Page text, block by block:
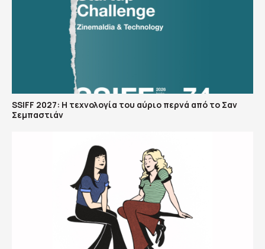
SSIFF 2027: Η τεχνολογία του αύριο περνά από το Σαν
Σεμπαστιάν